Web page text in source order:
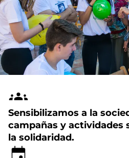
Sensibilizamos a la
campañas y actividades
la solidaridad.